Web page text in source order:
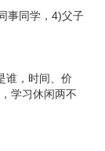
事同学，4)父子
谁，时间、价
学习休闲两不